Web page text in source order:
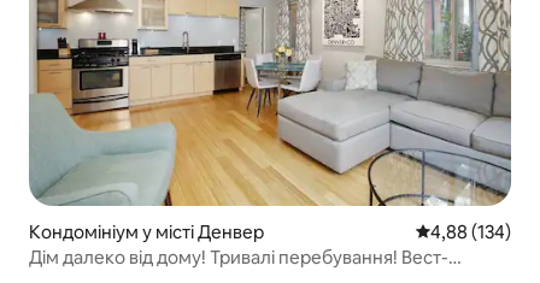
Кондомініум у місті Денвер Середня
4,88 (134)
Дім далеко від дому! Тривалі перебування! Вест-